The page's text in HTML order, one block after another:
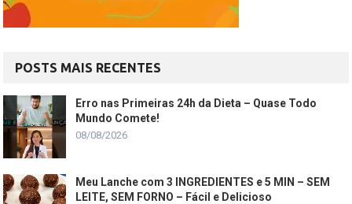
POSTS MAIS RECENTES
Erro nas Primeiras 24h da Dieta – Quase Todo
Mundo Comete!
08/08/2026
Meu Lanche com 3 INGREDIENTES e 5 MIN – SEM
LEITE, SEM FORNO – Fácil e Delicioso